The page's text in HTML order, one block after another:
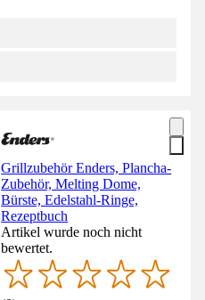
Grillzubehör Enders, Plancha-
Zubehör, Melting Dome,
Bürste, Edelstahl-Ringe,
Rezeptbuch
Artikel wurde noch nicht
bewertet.